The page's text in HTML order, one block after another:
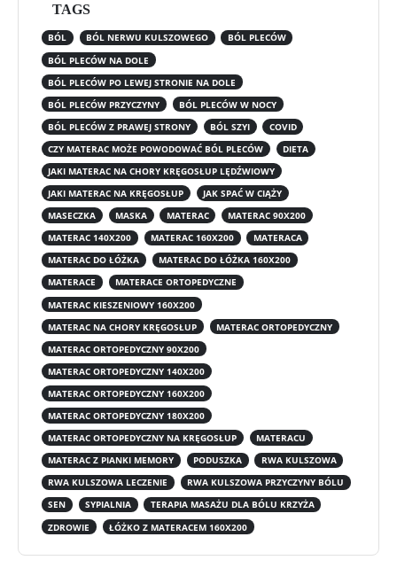
TAGS
BÓL BÓL NERWU KULSZOWEGO
BÓL PLECÓW
BÓL PLECÓW NA DOLE
BÓL PLECÓW PO LEWEJ STRONIE NA DOLE
BÓL PLECÓW PRZYCZYNY
BÓL PLECÓW W NOCY
BÓL PLECÓW Z PRAWEJ STRONY
BÓL SZYI
COVID
CZY MATERAC MOŻE POWODOWAĆ BÓL PLECÓW
DIETA
JAKI MATERAC NA CHORY KRĘGOSŁUP LĘDŹWIOWY
JAKI MATERAC NA KRĘGOSŁUP
JAK SPAĆ W CIĄŻY
MASECZKA
MASKA MATERAC
MATERAC 90X200
MATERAC 140X200
MATERAC 160X200
MATERACA
MATERAC DO ŁÓŻKA
MATERAC DO ŁÓŻKA 160X200
MATERACE
MATERACE ORTOPEDYCZNE
MATERAC KIESZENIOWY 160X200
MATERAC NA CHORY KRĘGOSŁUP
MATERAC ORTOPEDYCZNY
MATERAC ORTOPEDYCZNY 90X200
MATERAC ORTOPEDYCZNY 140X200
MATERAC ORTOPEDYCZNY 160X200
MATERAC ORTOPEDYCZNY 180X200
MATERAC ORTOPEDYCZNY NA KRĘGOSŁUP
MATERACU
MATERAC Z PIANKI MEMORY
PODUSZKA
RWA KULSZOWA
RWA KULSZOWA LECZENIE
RWA KULSZOWA PRZYCZYNY BÓLU
SEN
SYPIALNIA
TERAPIA MASAŻU DLA BÓLU KRZYŻA
ZDROWIE
ŁÓŻKO Z MATERACEM 160X200